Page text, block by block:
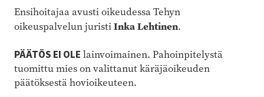
Ensihoitajaa avusti oikeudessa Tehyn
oikeuspalvelun juristiInka Lehtinen.
PÄÄTÖS EI OLE lainvoimainen. Pahoinpitelystä
tuomittu mies on valittanut käräjäoikeuden
päätöksestä hovioikeuteen.